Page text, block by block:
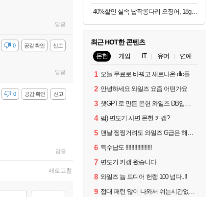
답글
신고
공감 확인
0
답글
신고
공감 확인
0
답글
새로고침
40%할인 실속 납작롱다리 오징어, 18g, 10개
최근 HOT한 콘텐츠
몬헌 게임 IT 유머 연예
1 오늘 무료로 바꿔고 새로나온 dlc들
2 안녕하세요 와일즈 요즘 어떤가요
3 챗GPT로 만든 몬헌 와일즈 DB입니다.
4 펌) 면도기 사면 몬헌 키캡?
5 맨날 찡찡거려도 와일즈 G급은 해야하니까 접속 jpg
6 특수납도 !!!!!!!!!!!!!!!!!!
7 면도기 키캡 왔습니다
8 와일즈 늅 드디어 헌랭 100 넘다..!!
9 접대 패턴 많이 나와서 쉬는시간없이 빡딜한것같은데..